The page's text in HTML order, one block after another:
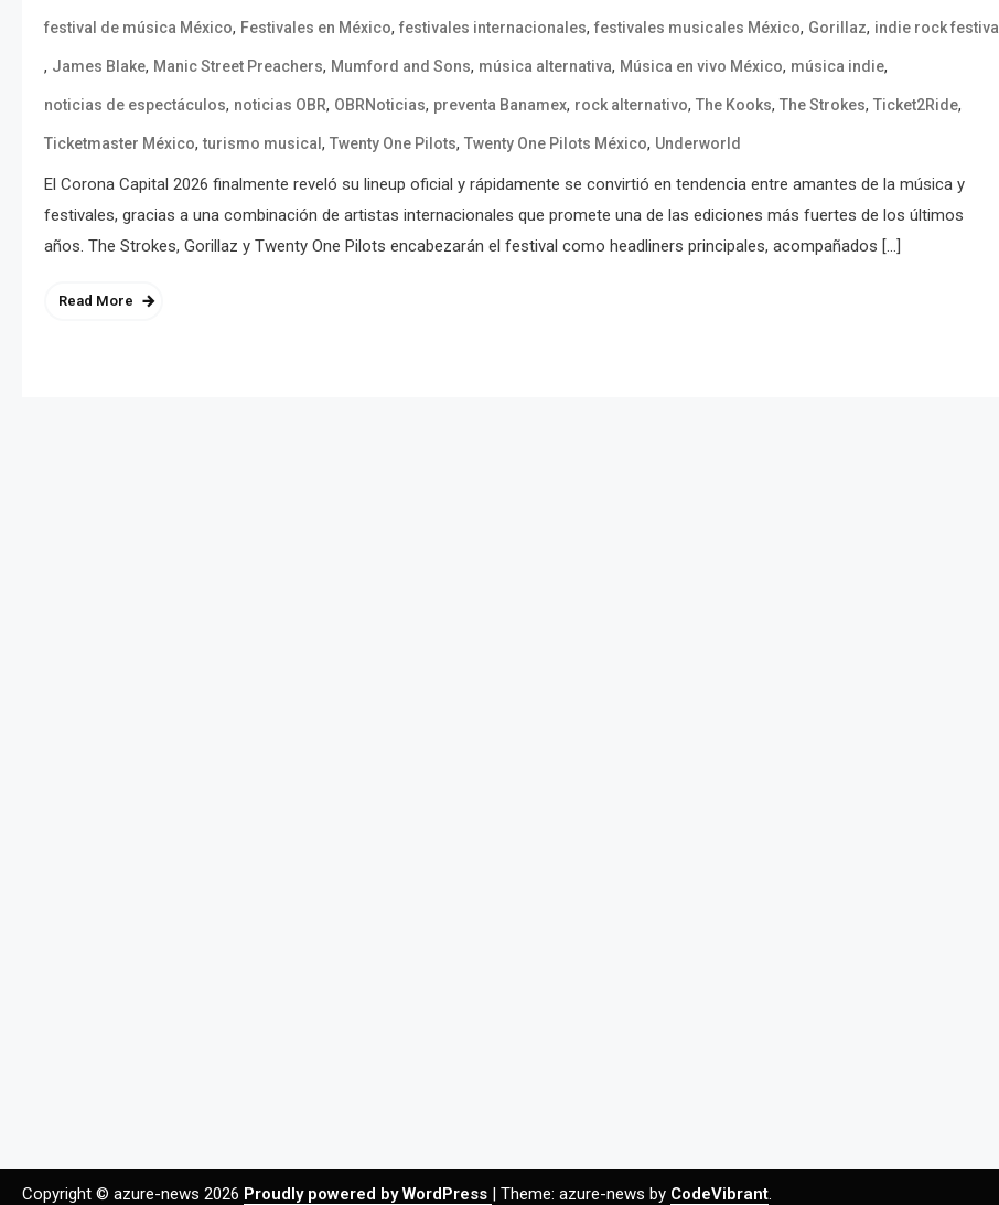
festival de música México, Festivales en México, festivales internacionales, festivales musicales México, Gorillaz, indie rock festival
, James Blake, Manic Street Preachers, Mumford and Sons, música alternativa, Música en vivo México, música indie,
noticias de espectáculos, noticias OBR, OBRNoticias, preventa Banamex, rock alternativo, The Kooks, The Strokes, Ticket2Ride,
Ticketmaster México,turismo musical , Twenty One Pilots, Twenty One Pilots México, Underworld
El Corona Capital 2026 finalmente reveló su lineup oficial y rápidamente se convirtió en tendencia entre amantes de la música y
festivales, gracias a una combinación de artistas internacionales que promete una de las ediciones más fuertes de los últimos
años. The Strokes, Gorillaz y Twenty One Pilots encabezarán el festival como headliners principales, acompañados […]
Read More
Copyright © azure-news 2026 Proudly powered by WordPress | Theme: azure-news by CodeVibrant.